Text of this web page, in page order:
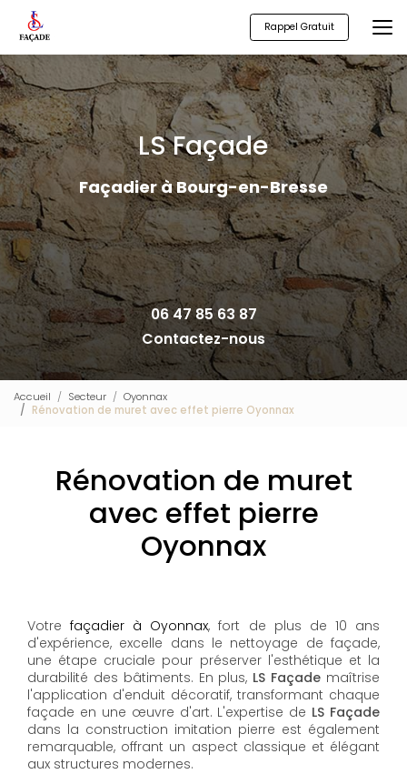
contenu
principal
Rappel Gratuit
LS Façade
Façadier à Bourg-en-Bresse
06 47 85 63 87
Contactez-nous
Accueil Secteur
Oyonnax
Rénovation de muret avec effet pierre Oyonnax
Rénovation de muret
avec effet pierre
Oyonnax
Votrefaçadier à Oyonnax, fort de plus de 10 ans
d'expérience, excelle dans le nettoyage de façade,
une étape cruciale pour préserver l'esthétique et la
durabilité des bâtiments. En plus, LS Façade maîtrise
l'application d'enduit décoratif, transformant chaque
façade en une œuvre d'art. L'expertise de LS Façade
dans la construction imitation pierre est également
remarquable, offrant un aspect classique et élégant
aux structures modernes.